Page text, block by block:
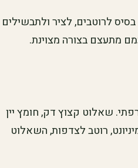
לרוטבים, לציר ולתבשילים
מתעצם בצורה מצוינת.
שאלוט קצוץ דק, חומץ יין
רוטב לצדפות, השאלוט